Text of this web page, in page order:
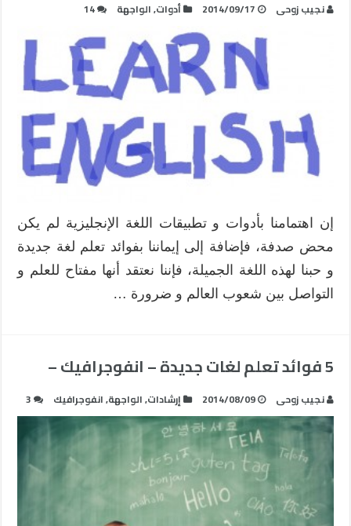
نجيب زوحى 2014/09/17 أدوات,الواجهة 14
إن اهتمامنا بأدوات و تطبيقات اللغة الإنجليزية لم يكن
محض صدفة، فإضافة إلى إيماننا بفوائد تعلم لغة جديدة
و حبنا لهذه اللغة الجميلة، فإننا نعتقد أنها مفتاح للعلم و
التواصل بين شعوب العالم و ضرورة …
5 فوائد تعلم لغات جديدة – انفوجرافيك –
نجيب زوحى 2014/08/09 إرشادات,الواجهة,انفوجرافيك 3